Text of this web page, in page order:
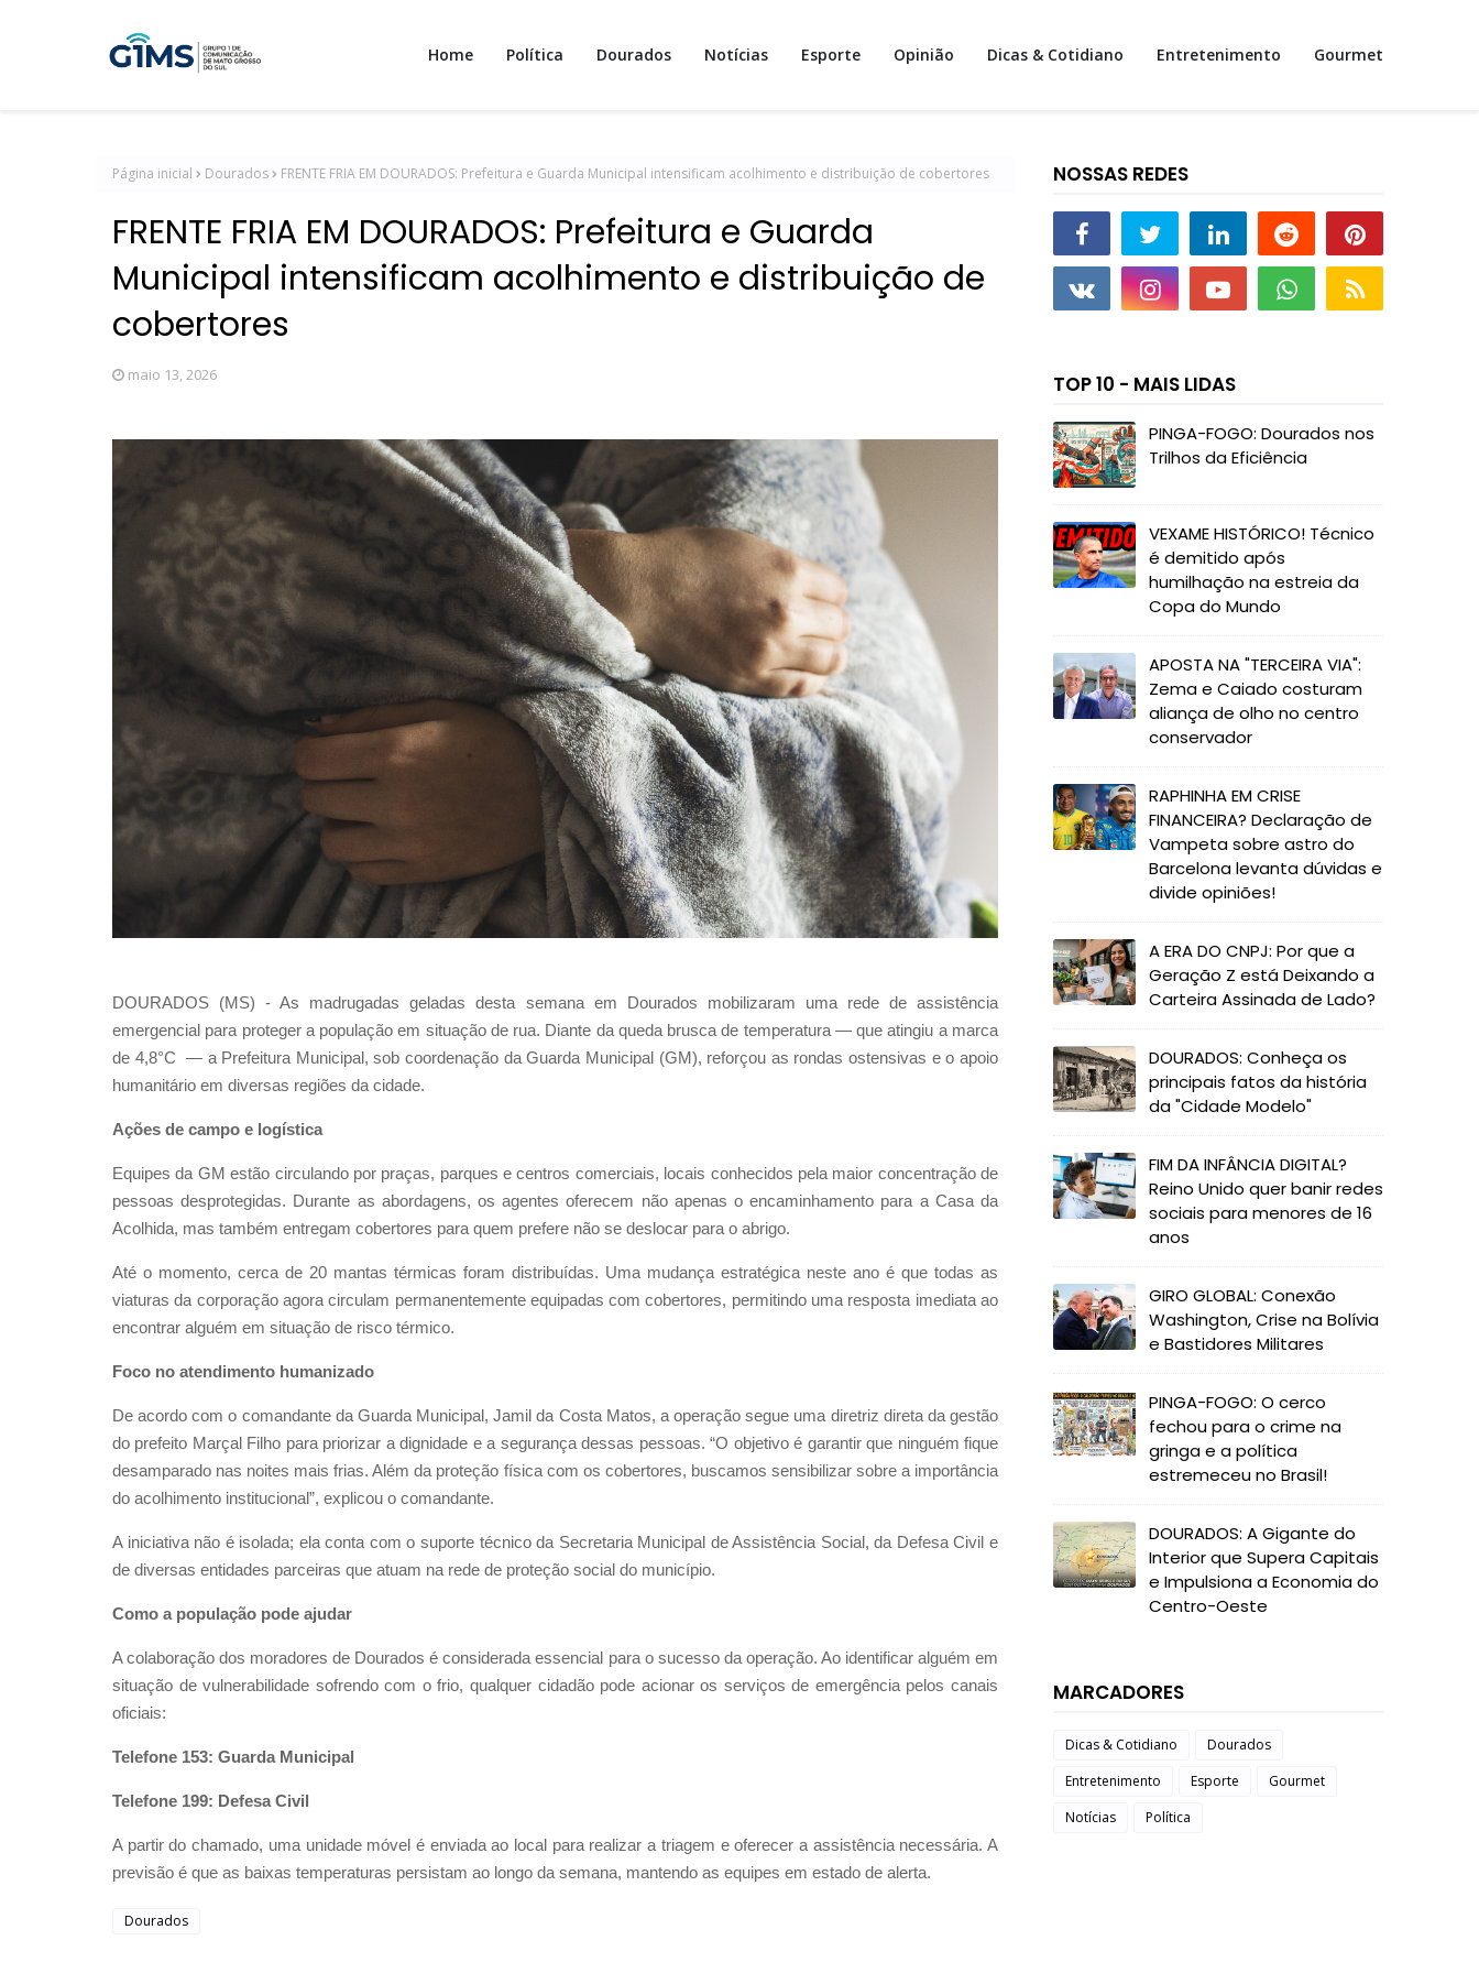
Home Política Dourados Notícias Esporte Opinião Dicas & Cotidiano Entretenimento Gourmet
Página inicial Dourados FRENTE FRIA EM DOURADOS: Prefeitura e Guarda Municipal intensificam acolhimento e distribuição de cobertores
FRENTE FRIA EM DOURADOS: Prefeitura e Guarda
Municipal intensificam acolhimento e distribuição de
cobertores
maio 13, 2026
DOURADOS (MS) - As madrugadas geladas desta semana em Dourados mobilizaram uma rede de assistência
emergencial para proteger a população em situação de rua. Diante da queda brusca de temperatura — que atingiu a marca
de 4,8°C — a Prefeitura Municipal, sob coordenação da Guarda Municipal (GM), reforçou as rondas ostensivas e o apoio
humanitário em diversas regiões da cidade.
Ações de campo e logística
Equipes da GM estão circulando por praças, parques e centros comerciais, locais conhecidos pela maior concentração de
pessoas desprotegidas. Durante as abordagens, os agentes oferecem não apenas o encaminhamento para a Casa da
Acolhida, mas também entregam cobertores para quem prefere não se deslocar para o abrigo.
Até o momento, cerca de 20 mantas térmicas foram distribuídas. Uma mudança estratégica neste ano é que todas as
viaturas da corporação agora circulam permanentemente equipadas com cobertores, permitindo uma resposta imediata ao
encontrar alguém em situação de risco térmico.
Foco no atendimento humanizado
De acordo com o comandante da Guarda Municipal, Jamil da Costa Matos, a operação segue uma diretriz direta da gestão
do prefeito Marçal Filho para priorizar a dignidade e a segurança dessas pessoas. “O objetivo é garantir que ninguém fique
desamparado nas noites mais frias. Além da proteção física com os cobertores, buscamos sensibilizar sobre a importância
do acolhimento institucional”, explicou o comandante.
A iniciativa não é isolada; ela conta com o suporte técnico da Secretaria Municipal de Assistência Social, da Defesa Civil e
de diversas entidades parceiras que atuam na rede de proteção social do município.
Como a população pode ajudar
A colaboração dos moradores de Dourados é considerada essencial para o sucesso da operação. Ao identificar alguém em
situação de vulnerabilidade sofrendo com o frio, qualquer cidadão pode acionar os serviços de emergência pelos canais
oficiais:
Telefone 153: Guarda Municipal
Telefone 199: Defesa Civil
A partir do chamado, uma unidade móvel é enviada ao local para realizar a triagem e oferecer a assistência necessária. A
previsão é que as baixas temperaturas persistam ao longo da semana, mantendo as equipes em estado de alerta.
Dourados
NOSSAS REDES
TOP 10 - MAIS LIDAS
PINGA-FOGO: Dourados nos
Trilhos da Eficiência
VEXAME HISTÓRICO! Técnico
é demitido após
humilhação na estreia da
Copa do Mundo
APOSTA NA "TERCEIRA VIA":
Zema e Caiado costuram
aliança de olho no centro
conservador
RAPHINHA EM CRISE
FINANCEIRA? Declaração de
Vampeta sobre astro do
Barcelona levanta dúvidas e
divide opiniões!
A ERA DO CNPJ: Por que a
Geração Z está Deixando a
Carteira Assinada de Lado?
DOURADOS: Conheça os
principais fatos da história
da "Cidade Modelo"
FIM DA INFÂNCIA DIGITAL?
Reino Unido quer banir redes
sociais para menores de 16
anos
GIRO GLOBAL: Conexão
Washington, Crise na Bolívia
e Bastidores Militares
PINGA-FOGO: O cerco
fechou para o crime na
gringa e a política
estremeceu no Brasil!
DOURADOS: A Gigante do
Interior que Supera Capitais
e Impulsiona a Economia do
Centro-Oeste
MARCADORES
Dicas & Cotidiano
Dourados
Entretenimento
Esporte
Gourmet
Notícias
Política